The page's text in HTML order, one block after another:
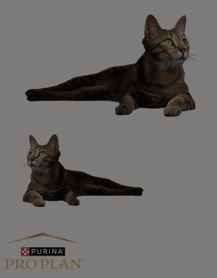
para resolver todas tus dudas.​
Promociones, concursos, descuentos y ofertas de
todas nuestras marcas.​
¡No te lo pierdas, únete a Purina y empieza
a disfrutar ya de las ventajas!​
Purina